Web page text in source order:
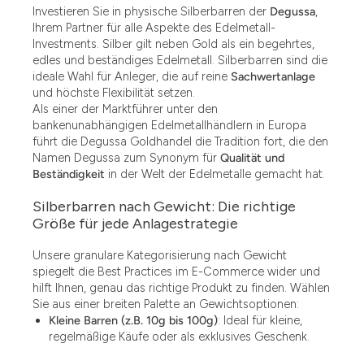
Investieren Sie in physische Silberbarren der Degussa,
Ihrem Partner für alle Aspekte des Edelmetall-
Investments. Silber gilt neben Gold als ein begehrtes,
edles und beständiges Edelmetall. Silberbarren sind die
ideale Wahl für Anleger, die auf reine Sachwertanlage
und höchste Flexibilität setzen.
Als einer der Marktführer unter den
bankenunabhängigen Edelmetallhändlern in Europa
führt die Degussa Goldhandel die Tradition fort, die den
Namen Degussa zum Synonym für Qualität und
Beständigkeit in der Welt der Edelmetalle gemacht hat.
Silberbarren nach Gewicht: Die richtige
Größe für jede Anlagestrategie
Unsere granulare Kategorisierung nach Gewicht
spiegelt die Best Practices im E-Commerce wider und
hilft Ihnen, genau das richtige Produkt zu finden. Wählen
Sie aus einer breiten Palette an Gewichtsoptionen:
Kleine Barren (z.B. 10g bis 100g): Ideal für kleine,
regelmäßige Käufe oder als exklusives Geschenk.